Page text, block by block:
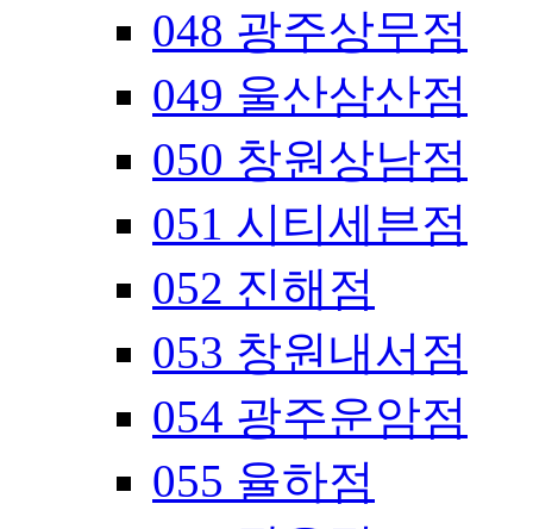
048 광주상무점
049 울산삼산점
050 창원상남점
051 시티세븐점
052 진해점
053 창원내서점
054 광주운암점
055 율하점